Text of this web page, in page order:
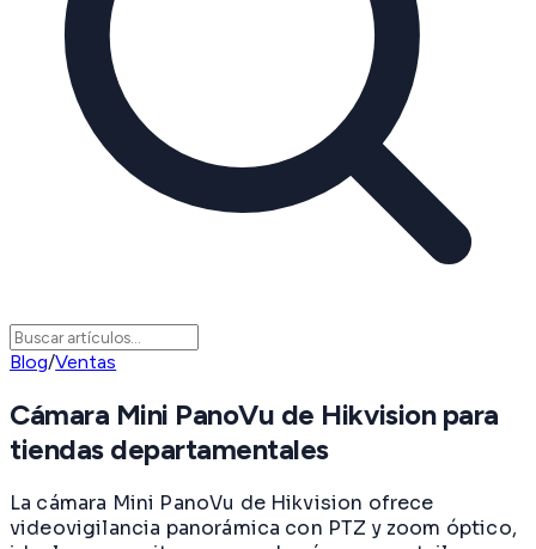
Blog/Ventas
Cámara Mini PanoVu de Hikvision para
tiendas departamentales
La cámara Mini PanoVu de Hikvision ofrece
videovigilancia panorámica con PTZ y zoom óptico,